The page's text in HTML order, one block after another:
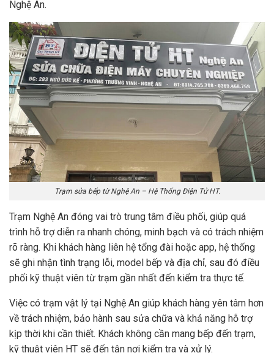
Nghệ An.
Trạm sửa bếp từ Nghệ An – Hệ Thống Điện Tử HT.
Trạm Nghệ An đóng vai trò trung tâm điều phối, giúp quá
trình hỗ trợ diễn ra nhanh chóng, minh bạch và có trách nhiệm
rõ ràng. Khi khách hàng liên hệ tổng đài hoặc app, hệ thống
sẽ ghi nhận tình trạng lỗi, model bếp và địa chỉ, sau đó điều
phối kỹ thuật viên từ trạm gần nhất đến kiểm tra thực tế.
Việc có trạm vật lý tại Nghệ An giúp khách hàng yên tâm hơn
về trách nhiệm, bảo hành sau sửa chữa và khả năng hỗ trợ
kịp thời khi cần thiết. Khách không cần mang bếp đến trạm,
kỹ thuật viên HT sẽ đến tận nơi kiểm tra và xử lý.